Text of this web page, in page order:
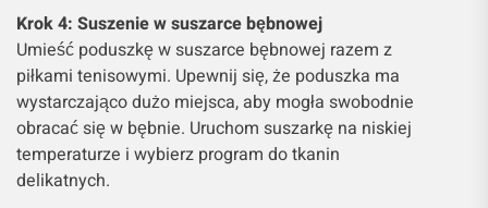
Krok 4: Suszenie w suszarce bębnowej
Umieść poduszkę w suszarce bębnowej razem z
piłkami tenisowymi. Upewnij się, że poduszka ma
wystarczająco dużo miejsca, aby mogła swobodnie
obracać się w bębnie. Uruchom suszarkę na niskiej
temperaturze i wybierz program do tkanin
delikatnych.